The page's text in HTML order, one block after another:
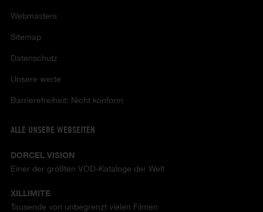
Webmasters
Sitemap
Datenschutz
Unsere werte
Barrierefreiheit: Nicht konform
ALLE UNSERE WEBSEITEN
DORCEL VISION
Einer der größten VOD-Kataloge der Welt
XILLIMITE
Tausende von unbegrenzt vielen Filmen